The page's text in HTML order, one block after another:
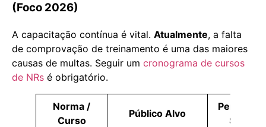
(Foco 2026)
A capacitação contínua é vital. Atualmente, a falta
de comprovação de treinamento é uma das maiores
causas de multas. Seguir um cronograma de cursos
de NRs é obrigatório.
Norma /
Curso
Público Alvo